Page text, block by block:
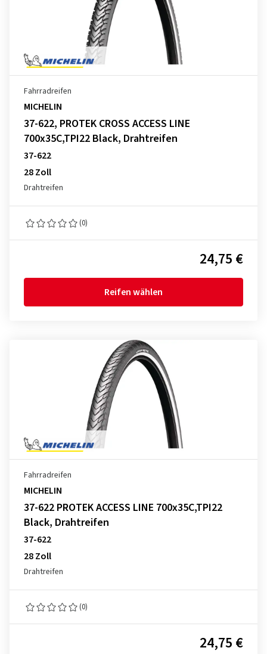
Fahrradreifen
MICHELIN
37-622, PROTEK CROSS ACCESS LINE
700x35C,TPI22 Black, Drahtreifen
37-622
28 Zoll
Drahtreifen
(0)
24,75 €
Reifen wählen
Fahrradreifen
MICHELIN
37-622 PROTEK ACCESS LINE 700x35C,TPI22
Black, Drahtreifen
37-622
28 Zoll
Drahtreifen
(0)
24,75 €